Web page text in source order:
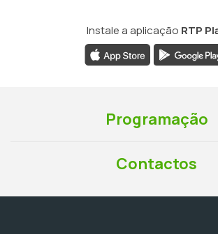
Instale a aplicação RTP
Programação
Contactos